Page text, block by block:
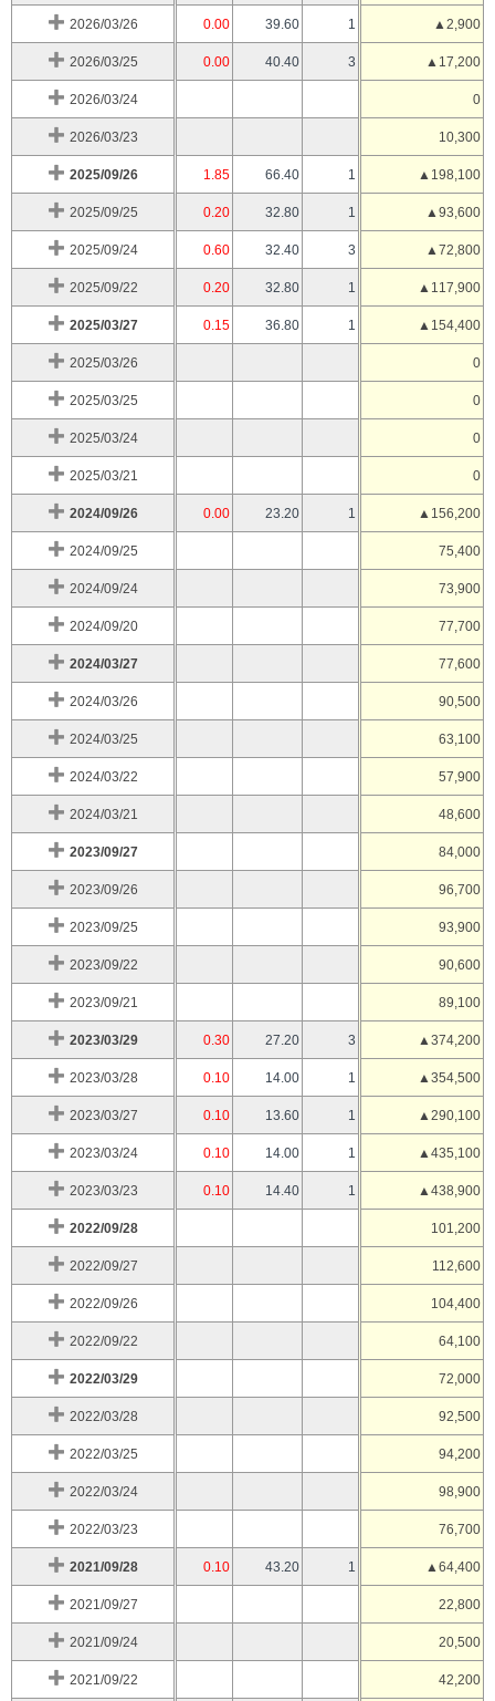
2026/03/26 0.00 39.60 1 ▲2,900
2026/03/25 0.00 40.40 3 ▲17,200
2026/03/24 0
2026/03/23 10,300
2025/09/26 1.85 66.40 1 ▲198,100
2025/09/25 0.20 32.80 1 ▲93,600
2025/09/24 0.60 32.40 3 ▲72,800
2025/09/22 0.20 32.80 1 ▲117,900
2025/03/27 0.15 36.80 1 ▲154,400
2025/03/26 0
2025/03/25 0
2025/03/24 0
2025/03/21 0
2024/09/26 0.00 23.20 1 ▲156,200
2024/09/25 75,400
2024/09/24 73,900
2024/09/20 77,700
2024/03/27 77,600
2024/03/26 90,500
2024/03/25 63,100
2024/03/22 57,900
2024/03/21 48,600
2023/09/27 84,000
2023/09/26 96,700
2023/09/25 93,900
2023/09/22 90,600
2023/09/21 89,100
2023/03/29 0.30 27.20 3 ▲374,200
2023/03/28 0.10 14.00 1 ▲354,500
2023/03/27 0.10 13.60 1 ▲290,100
2023/03/24 0.10 14.00 1 ▲435,100
2023/03/23 0.10 14.40 1 ▲438,900
2022/09/28 101,200
2022/09/27 112,600
2022/09/26 104,400
2022/09/22 64,100
2022/03/29 72,000
2022/03/28 92,500
2022/03/25 94,200
2022/03/24 98,900
2022/03/23 76,700
2021/09/28 0.10 43.20 1 ▲64,400
2021/09/27 22,800
2021/09/24 20,500
2021/09/22 42,200